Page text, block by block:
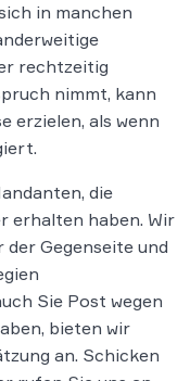
in manchen
rechtzeitig
nimmt, kann
erzielen, als wenn
die
erhalten haben. Wir
Gegenseite und
Sie Post wegen
bieten wir
an. Schicken